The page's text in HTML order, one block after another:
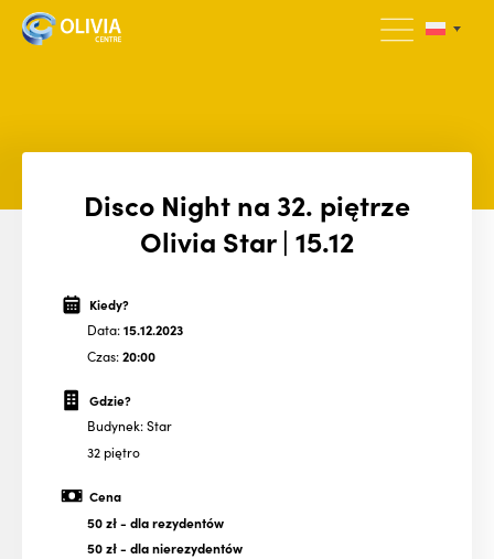
Disco Night na 32. piętrze
Olivia Star | 15.12
Kiedy?
Data:15.12.2023
Czas:20:00
Gdzie?
Budynek: Star
32 piętro
Cena
50 zł- dla rezydentów
50 zł- dla nierezydentów